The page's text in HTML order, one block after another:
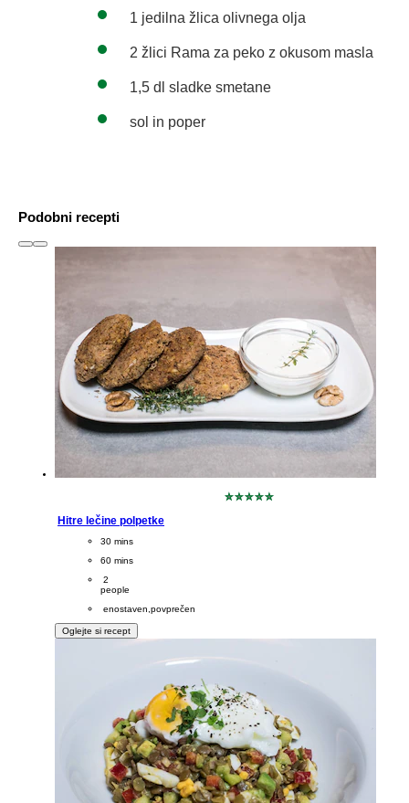
1 jedilna žlica olivnega olja
2 žlici Rama za peko z okusom masla
1,5 dl sladke smetane
sol in poper
Podobni recepti
Za
Hitre lečine polpetke
CookingTime
30 mins
PreparationTime
60 mins
Servings
2
people
Difficulty
enostaven,povprečen
Oglejte si recept